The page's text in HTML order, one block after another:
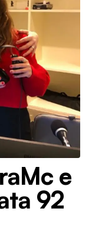
e
92